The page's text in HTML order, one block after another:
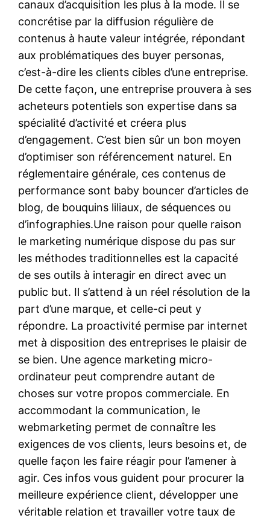
canaux d’acquisition les plus à la mode. Il se
concrétise par la diffusion régulière de
contenus à haute valeur intégrée, répondant
aux problématiques des buyer personas,
c’est-à-dire les clients cibles d’une entreprise.
De cette façon, une entreprise prouvera à ses
acheteurs potentiels son expertise dans sa
spécialité d’activité et créera plus
d’engagement. C’est bien sûr un bon moyen
d’optimiser son référencement naturel. En
réglementaire générale, ces contenus de
performance sont baby bouncer d’articles de
blog, de bouquins liliaux, de séquences ou
d’infographies.Une raison pour quelle raison
le marketing numérique dispose du pas sur
les méthodes traditionnelles est la capacité
de ses outils à interagir en direct avec un
public but. Il s’attend à un réel résolution de la
part d’une marque, et celle-ci peut y
répondre. La proactivité permise par internet
met à disposition des entreprises le plaisir de
se bien. Une agence marketing micro-
ordinateur peut comprendre autant de
choses sur votre propos commerciale. En
accommodant la communication, le
webmarketing permet de connaître les
exigences de vos clients, leurs besoins et, de
quelle façon les faire réagir pour l’amener à
agir. Ces infos vous guident pour procurer la
meilleure expérience client, développer une
véritable relation et travailler votre taux de